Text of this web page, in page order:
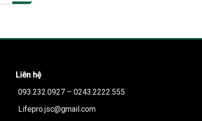
Liên hệ
093.232.0927 – 0243.2222.555
Lifepro.jsc@gmail.com